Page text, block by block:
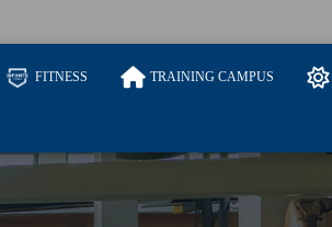
FITNESS TRAINING CAMPUS